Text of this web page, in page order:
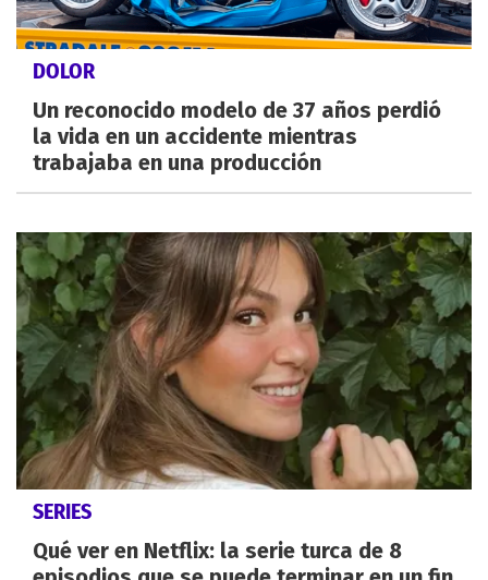
DOLOR
Un reconocido modelo de 37 años perdió
la vida en un accidente mientras
trabajaba en una producción
SERIES
Qué ver en Netflix: la serie turca de 8